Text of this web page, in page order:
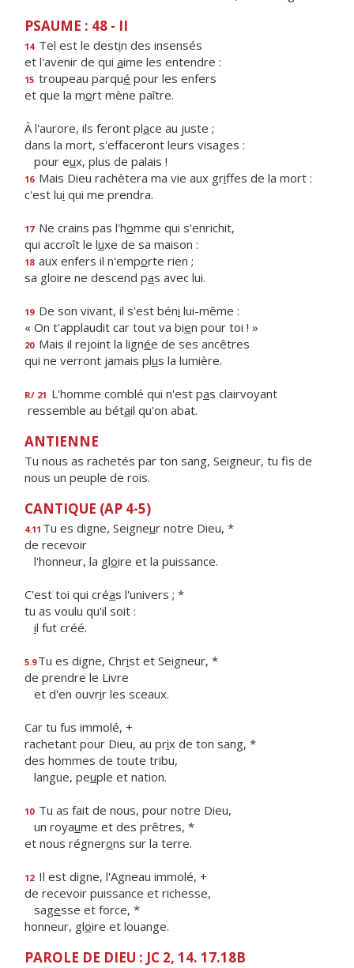
PSAUME : 48 - II
14 Tel est le destin des insensés
et l'avenir de qui aime les entendre :
15 troupeau parqué pour les enfers
et que la mort mène paître.
À l'aurore, ils feront place au juste ;
dans la mort, s'effaceront leurs visages :
pour eux, plus de palais !
16 Mais Dieu rachètera ma vie aux griffes de la mort :
c'est lui qui me prendra.
17 Ne crains pas l'homme qui s'enrichit,
qui accroît le luxe de sa maison :
18 aux enfers il n'emporte rien ;
sa gloire ne descend pas avec lui.
19 De son vivant, il s'est béni lui-même :
« On t'applaudit car tout va bien pour toi ! »
20 Mais il rejoint la lignée de ses ancêtres
qui ne verront jamais plus la lumière.
R/ 21 L'homme comblé qui n'est pas clairvoyant
ressemble au bétail qu'on abat.
ANTIENNE
Tu nous as rachetés par ton sang, Seigneur, tu fis de
nous un peuple de rois.
CANTIQUE (AP 4-5)
4.11 Tu es digne, Seigneur notre Dieu, *
de recevoir
l'honneur, la gloire et la puissance.
C'est toi qui créas l'univers ; *
tu as voulu qu'il soit :
il fut créé.
5.9 Tu es digne, Christ et Seigneur, *
de prendre le Livre
et d'en ouvrir les sceaux.
Car tu fus immolé, +
rachetant pour Dieu, au prix de ton sang, *
des hommes de toute tribu,
langue, peuple et nation.
10 Tu as fait de nous, pour notre Dieu,
un royaume et des prêtres, *
et nous régnerons sur la terre.
12 Il est digne, l'Agneau immolé, +
de recevoir puissance et richesse,
sagesse et force, *
honneur, gloire et louange.
PAROLE DE DIEU : JC 2, 14. 17.18B